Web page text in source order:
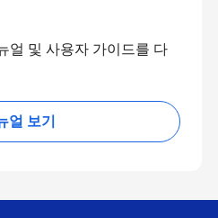
얼 및 사용자 가이드를 다
얼 보기